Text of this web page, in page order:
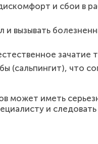
и сбои в
вызывать
(сальпингит), что
может иметь
и